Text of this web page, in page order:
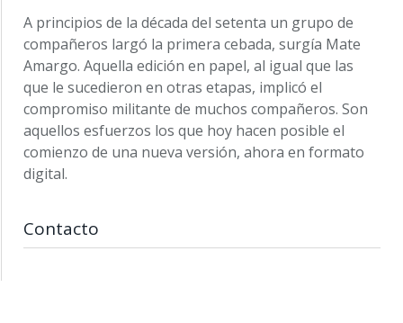
A principios de la década del setenta un grupo de
compañeros largó la primera cebada, surgía Mate
Amargo. Aquella edición en papel, al igual que las
que le sucedieron en otras etapas, implicó el
compromiso militante de muchos compañeros. Son
aquellos esfuerzos los que hoy hacen posible el
comienzo de una nueva versión, ahora en formato
digital.
Contacto